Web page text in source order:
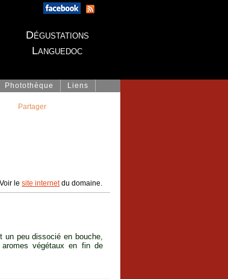
Dégustations
Languedoc
Photothèque Liens
Voir le site internetdu domaine.
un peu dissocié en bouche,
végétaux en fin de
Partager